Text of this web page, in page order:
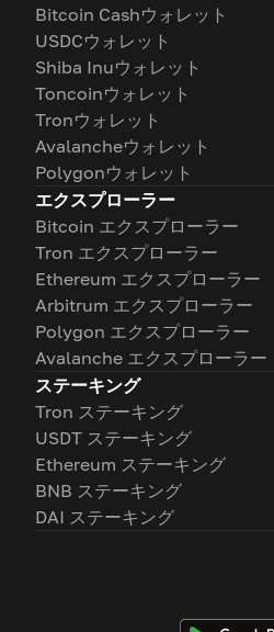
Bitcoin Cashウォレット
USDCウォレット
Shiba Inuウォレット
Toncoinウォレット
Tronウォレット
Avalancheウォレット
Polygonウォレット
エクスプローラー
Bitcoin エクスプローラー
Tron エクスプローラー
Ethereum エクスプローラー
Arbitrum エクスプローラー
Polygon エクスプローラー
Avalanche エクスプローラー
ステーキング
Tron ステーキング
USDT ステーキング
Ethereum ステーキング
BNB ステーキング
DAI ステーキング